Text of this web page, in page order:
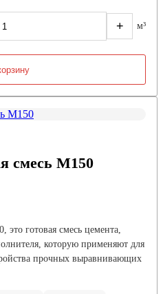
+ м³
смесь М150
это готовая смесь цемента,
которую применяют для
прочных выравнивающих